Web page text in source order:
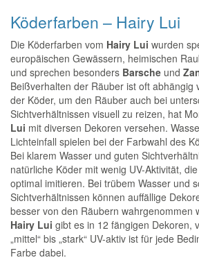
Köderfarben – Hairy Lui
Die Köderfarben vom Hairy Lui wurden
europäischen Gewässern, heimischen
und sprechen besonders Barsche und
Beißverhalten der Räuber ist oft abhängig
der Köder, um den Räuber auch bei
Sichtverhältnissen visuell zu reizen, hat
Lui mit diversen Dekoren versehen.
Lichteinfall spielen bei der Farbwahl des
Bei klarem Wasser und guten
natürliche Köder mit wenig UV-Aktivität,
optimal imitieren. Bei trübem Wasser und
Sichtverhältnissen können auffällige
besser von den Räubern wahrgenommen
Hairy Lui gibt es in 12 fängigen Dekoren,
„mittel“ bis „stark“ UV-aktiv ist für jede
Farbe dabei.